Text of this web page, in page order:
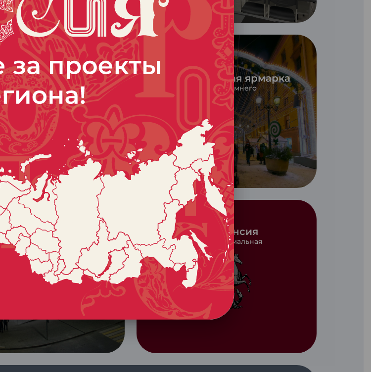
область
участников
и члены их
области
любую помощь в
г Санкт-Петербург
Петербургская
рождественская ярмарка
Визитная карточка зимнего
Санкт-Петербурга
область
вокзал
красивых
и крупнейший
железной дороге
г Москва
Московская пенсия
Самая большая минимальная
пенсия в стране